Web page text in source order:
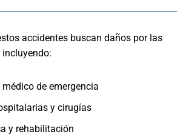
accidentes buscan daños por las
de emergencia
y cirugías
y rehabilitación